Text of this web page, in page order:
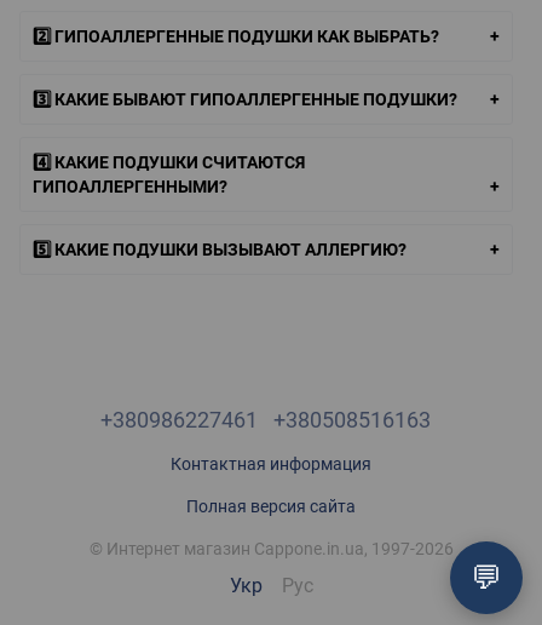
2️⃣ ГИПОАЛЛЕРГЕННЫЕ ПОДУШКИ КАК ВЫБРАТЬ?
3️⃣ КАКИЕ БЫВАЮТ ГИПОАЛЛЕРГЕННЫЕ ПОДУШКИ?
4️⃣ КАКИЕ ПОДУШКИ СЧИТАЮТСЯ
ГИПОАЛЛЕРГЕННЫМИ?
5️⃣ КАКИЕ ПОДУШКИ ВЫЗЫВАЮТ АЛЛЕРГИЮ?
+380986227461 +380508516163
Контактная информация
Полная версия сайта
© Интернет магазин Cappone.in.ua, 1997-2026
Укр Рус 💬